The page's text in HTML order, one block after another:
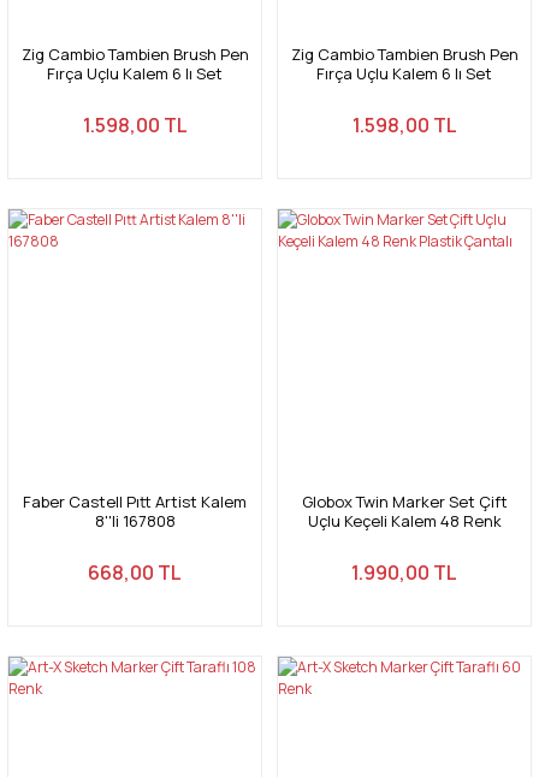
Zig Cambio Tambien Brush Pen
Fırça Uçlu Kalem 6 lı Set
1.598,00 TL
Zig Cambio Tambien Brush Pen
Fırça Uçlu Kalem 6 lı Set
1.598,00 TL
Faber Castell Pıtt Artist Kalem
8''li 167808
668,00 TL
Globox Twin Marker Set Çift
Uçlu Keçeli Kalem 48 Renk
1.990,00 TL